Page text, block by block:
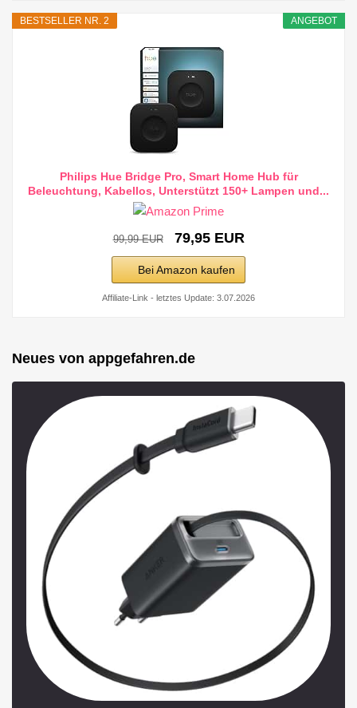
ANGEBOT
BESTSELLER NR. 2
Philips Hue Bridge Pro, Smart Home Hub für
Beleuchtung, Kabellos, Unterstützt 150+ Lampen und...
99,99 EUR 79,95 EUR
Bei Amazon kaufen
Affiliate-Link - letztes Update: 3.07.2026
Neues von appgefahren.de